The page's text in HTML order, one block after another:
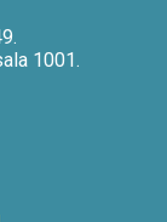
1001.